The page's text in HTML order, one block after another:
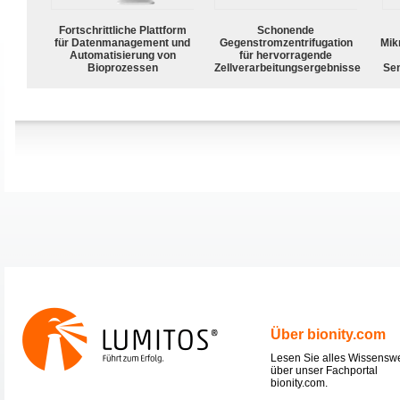
Fortschrittliche Plattform
für Datenmanagement und
Automatisierung von
Bioprozessen
Schonende
Gegenstromzentrifugation
für hervorragende
Zellverarbeitungsergebnisse
Über bionity.com
Lesen Sie alles
über unser Fachportal
bionity.com.